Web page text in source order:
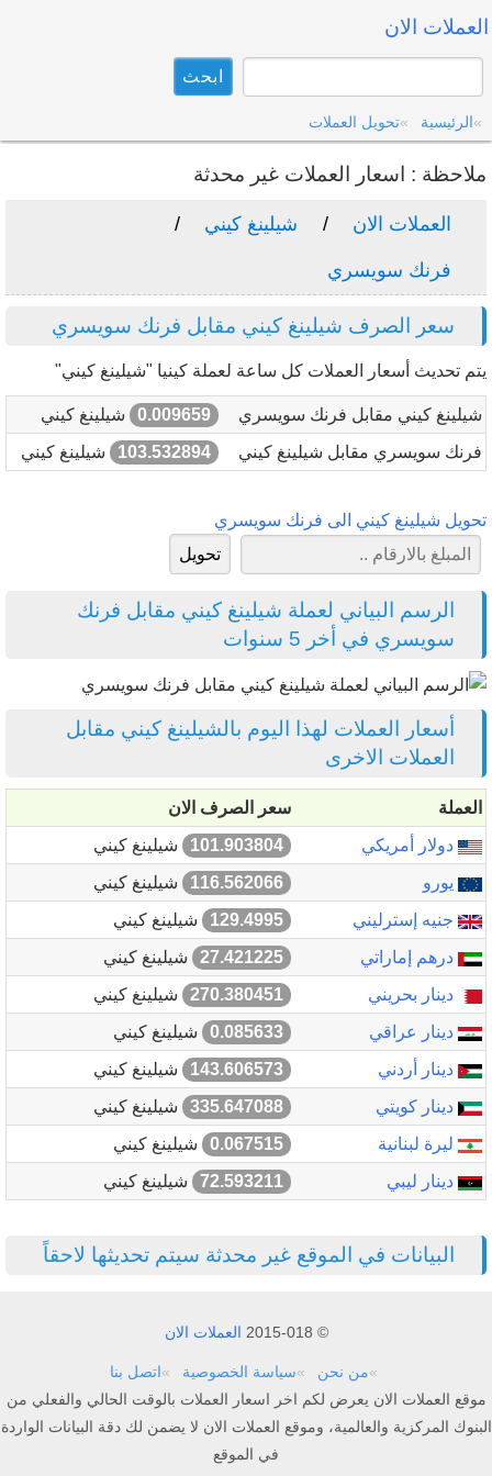
العملات الان
الرئيسية تحويل العملات
ملاحظة : اسعار العملات غير محدثة
العملات الان شيلينغ كيني
فرنك سويسري
سعر الصرف شيلينغ كيني مقابل فرنك سويسري
يتم تحديث أسعار العملات كل ساعة لعملة كينيا "شيلينغ كيني"
شيلينغ كيني مقابل فرنك سويسري 0.009659
شيلينغ كيني
فرنك سويسري مقابل شيلينغ كيني
103.532894 شيلينغ كيني
تحويل شيلينغ كيني الى فرنك سويسري
الرسم البياني لعملة شيلينغ كيني مقابل فرنك
سويسري في أخر 5 سنوات
أسعار العملات لهذا اليوم بالشيلينغ كيني مقابل
العملات الاخرى
العملة
سعر الصرف الان
دولار أمريكي
101.903804
شيلينغ كيني
يورو
116.562066
شيلينغ كيني
جنيه إسترليني
129.4995
شيلينغ كيني
درهم إماراتي
27.421225
شيلينغ كيني
دينار بحريني
270.380451
شيلينغ كيني
دينار عراقي
0.085633
شيلينغ كيني
دينار أردني
143.606573
شيلينغ كيني
دينار كويتي
335.647088
شيلينغ كيني
ليرة لبنانية
0.067515
شيلينغ كيني
دينار ليبي
72.593211 شيلينغ كيني
البيانات في الموقع غير محدثة سيتم تحديثها لاحقاً
© 2015-018 العملات الان
من نحن سياسة الخصوصية
اتصل بنا
موقع العملات الان يعرض لكم اخر اسعار العملات بالوقت الحالي والفعلي من
البنوك المركزية والعالمية، وموقع العملات الان لا يضمن لك دقة البيانات الواردة
في الموقع